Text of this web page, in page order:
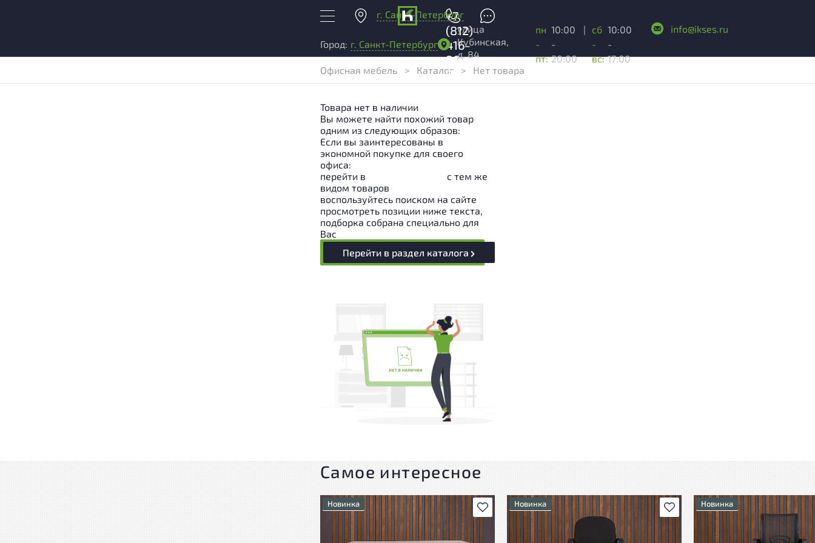
г. Санкт-Петербург
+7
(812)
416-
96-
99
Город: г. Санкт-Петербург
улица
Кубинская,
д. 84
пн
-
пт:
10:00
-
20:00
|
сб
-
вс:
10:00
-
17:00
info@ikses.ru
Офисная мебель > Каталог > Нет товара
Товара нет в наличии
Вы можете найти похожий товар
одним из следующих образов:
Если вы заинтересованы в
экономной покупке для своего
офиса:
перейти в
с тем же
видом товаров
воспользуйтесь поиском на сайте
просмотреть позиции ниже текста,
подборка собрана специально для
Вас
Перейти в раздел каталога
Самое интересное
В избранное
Новинка В избранное
Новинка Новинка